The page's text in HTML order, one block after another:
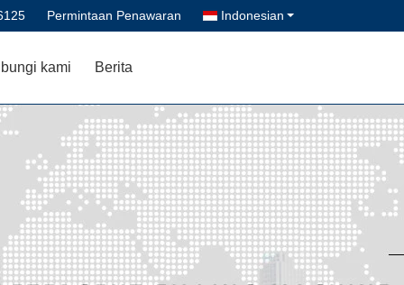
Permintaan Penawaran Indonesian
kami Berita